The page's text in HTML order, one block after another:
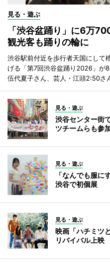
見る・遊ぶ
「渋谷盆踊り」に6万
観光客も踊りの輪に
渋谷駅前付近を歩行者天国にして
げる「第7回渋谷盆踊り2026」が
伍代夏子さん、芸人・江頭2:50さ
見る・遊ぶ
渋谷センター街
ツチームらも参
見る・遊ぶ
「なんでも服に
渋谷で初個展
見る・遊ぶ
映画「ハチミツ
リバイバル上映